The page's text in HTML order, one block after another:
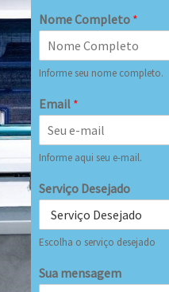
Nome Completo *
Informe seu nome completo.
Email *
Informe aqui seu e-mail.
Serviço Desejado
Escolha o serviço desejado
Sua mensagem